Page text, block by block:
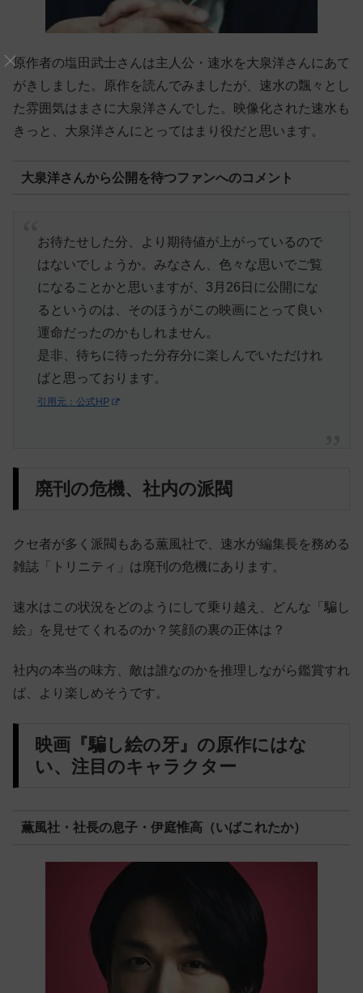
原作者の塩田武士さんは主人公・速水を大泉洋さんにあて
がきしました。原作を読んでみましたが、速水の飄々とし
た雰囲気はまさに大泉洋さんでした。映像化された速水も
きっと、大泉洋さんにとってはまり役だと思います。
大泉洋さんから公開を待つファンへのコメント
お待たせした分、より期待値が上がっているので
はないでしょうか。みなさん、色々な思いでご覧
になることかと思いますが、3月26日に公開にな
るというのは、そのほうがこの映画にとって良い
運命だったのかもしれません。
是非、待ちに待った分存分に楽しんでいただけれ
ばと思っております。
引用元：公式HP
廃刊の危機、社内の派閥
クセ者が多く派閥もある薫風社で、速水が編集長を務める
雑誌「トリニティ」は廃刊の危機にあります。
速水はこの状況をどのようにして乗り越え、どんな「騙し
絵」を見せてくれるのか？笑顔の裏の正体は？
社内の本当の味方、敵は誰なのかを推理しながら鑑賞すれ
ば、より楽しめそうです。
映画『騙し絵の牙』の原作にはな
い、注目のキャラクター
薫風社・社長の息子・伊庭惟高（いばこれたか）